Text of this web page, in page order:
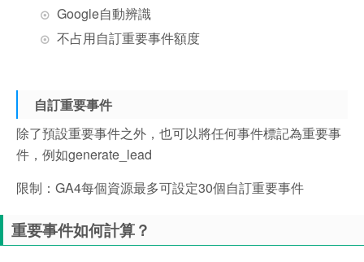
Google自動辨識
不占用自訂重要事件額度
自訂重要事件
除了預設重要事件之外，也可以將任何事件標記為重要事
件，例如generate_lead
限制：GA4每個資源最多可設定30個自訂重要事件
重要事件如何計算？